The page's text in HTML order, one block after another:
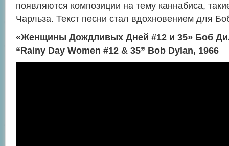
появляются композиции на тему каннабиса,
Чарльза. Текст песни стал вдохновением для
«Женщины Дождливых Дней #12 и 35» Боб
“Rainy Day Women #12 & 35” Bob Dylan, 1966